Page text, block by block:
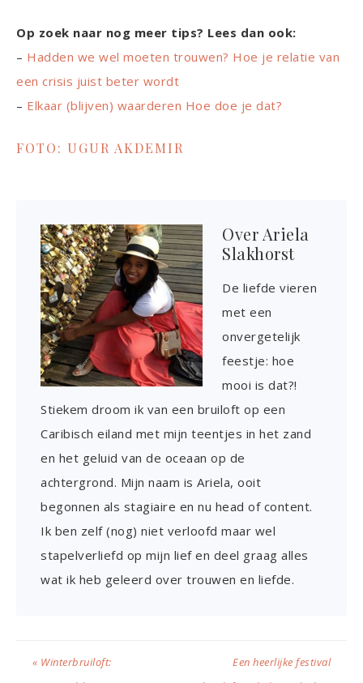
Op zoek naar nog meer tips? Lees dan ook:
– Hadden we wel moeten trouwen? Hoe je relatie van
een crisis juist beter wordt
– Elkaar (blijven) waarderen Hoe doe je dat?
FOTO: UGUR AKDEMIR
Over Ariela
Slakhorst
De liefde vieren
met een
onvergetelijk
feestje: hoe
mooi is dat?!
Stiekem droom ik van een bruiloft op een
Caribisch eiland met mijn teentjes in het zand
en het geluid van de oceaan op de
achtergrond. Mijn naam is Ariela, ooit
begonnen als stagiaire en nu head of content.
Ik ben zelf (nog) niet verloofd maar wel
stapelverliefd op mijn lief en deel graag alles
wat ik heb geleerd over trouwen en liefde.
« Winterbruiloft:
Een heerlijke festival